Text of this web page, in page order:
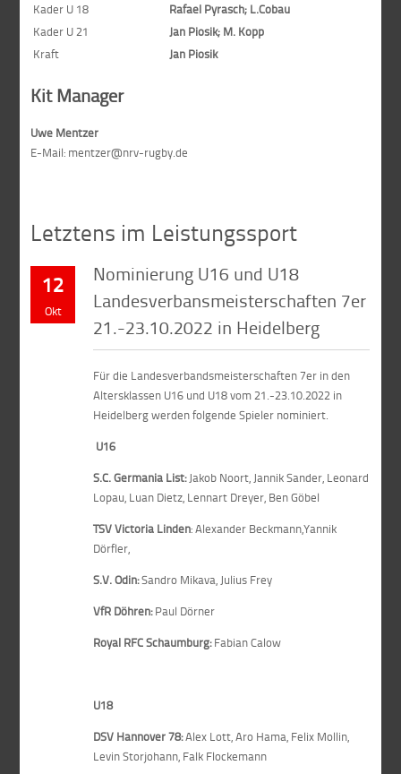
Kader U 18
Rafael Pyrasch; L.Cobau
Kader U 21
Jan Piosik; M. Kopp
Kraft
Jan Piosik
Kit Manager
Uwe Mentzer
E-Mail: mentzer@nrv-rugby.de
Letztens im Leistungssport
12
Okt
Nominierung U16 und U18
Landesverbansmeisterschaften 7er
21.-23.10.2022 in Heidelberg
Für die Landesverbandsmeisterschaften 7er in den
Altersklassen U16 und U18 vom 21.-23.10.2022 in
Heidelberg werden folgende Spieler nominiert.
U16
S.C. Germania List:Jakob Noort, Jannik Sander, Leonard
Lopau, Luan Dietz, Lennart Dreyer, Ben Göbel
TSV Victoria Linden: Alexander Beckmann,Yannik
Dörfler,
S.V. Odin:Sandro Mikava, Julius Frey
VfR Döhren:Paul Dörner
Royal RFC Schaumburg:Fabian Calow
U18
DSV Hannover 78:Alex Lott, Aro Hama, Felix Mollin,
Levin Storjohann, Falk Flockemann